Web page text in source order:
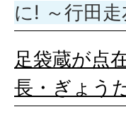
に! ～行田
足袋蔵が点
長・ぎょう